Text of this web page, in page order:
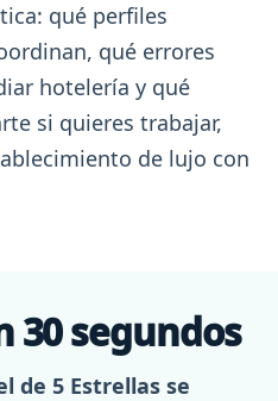
qué perfiles
qué errores
hotelería y qué
si quieres trabajar,
de lujo con
30 segundos
de 5 Estrellas se